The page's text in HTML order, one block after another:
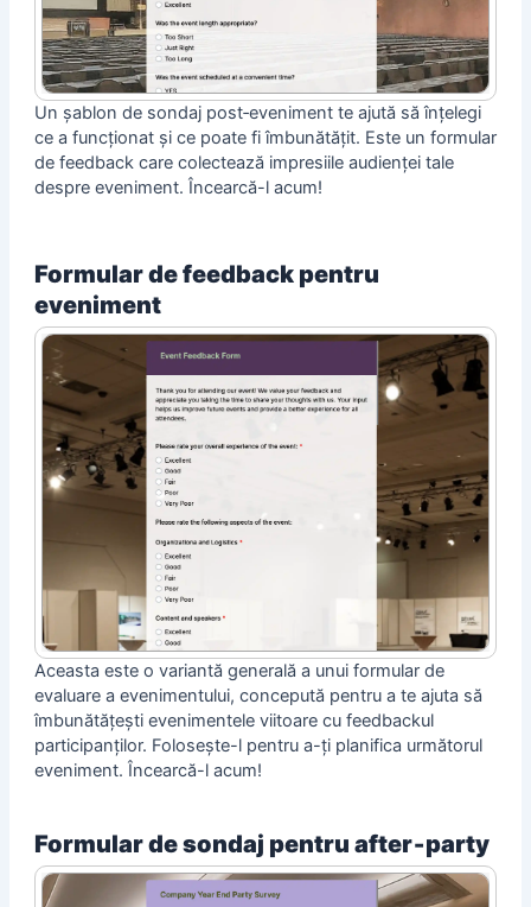
Un șablon de sondaj post‑eveniment te ajută să înțelegi
ce a funcționat și ce poate fi îmbunătățit. Este un formular
de feedback care colectează impresiile audienței tale
despre eveniment. Încearcă-l acum!
Formular de feedback pentru
eveniment
Aceasta este o variantă generală a unui formular de
evaluare a evenimentului, concepută pentru a te ajuta să
îmbunătățești evenimentele viitoare cu feedbackul
participanților. Folosește-l pentru a-ți planifica următorul
eveniment. Încearcă-l acum!
Formular de sondaj pentru after‑party